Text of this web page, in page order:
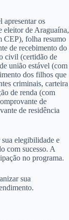
apresentar os
eleitor de Araguaína,
CEP), folha resumo
de recebimento do
civil (certidão de
união estável (com
dos filhos que
criminais, carteira
de renda (com
de
de residência
sua elegibilidade e
com sucesso. A
no programa.
sua